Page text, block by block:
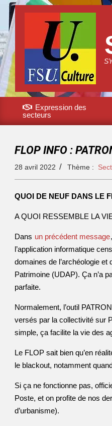
Expression des
secteurs
FLOP INFO :
28 avril 2022 Thème :
QUOI DE NEUF DANS LE
A QUOI RESSEMBLE LA
Dans un précédent message
l’application informatique
domaines de l’archéologie
Patrimoine (UDAP). Ça n’a
parfaite.
Normalement, l’outil
versés par la collectivité sur
simple, ça facilite la vie des
Le FLOP sait bien qu’en
le blackout, notamment
Si ça ne fonctionne pas,
Poste, et on profite de nos
d’urbanisme).